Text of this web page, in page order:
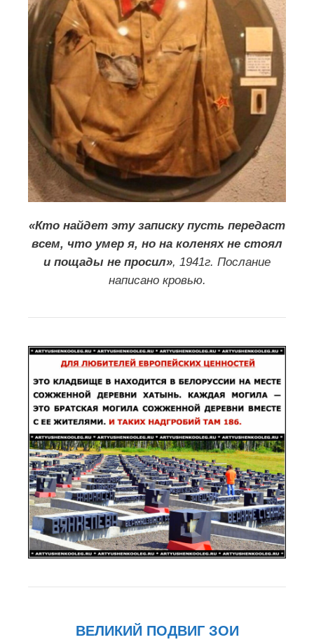
«Кто найдет эту записку пусть передаст
всем, что умер я, но на коленях не стоял
и пощады не просил», 1941г. Послание
написано кровью.
ВЕЛИКИЙ ПОДВИГ ЗОИ